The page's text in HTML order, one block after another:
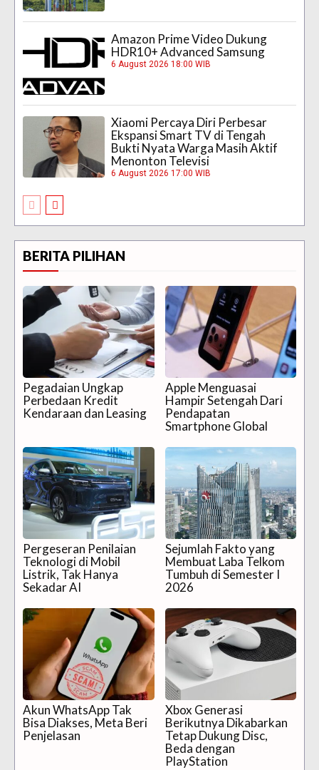
Amazon Prime Video Dukung
HDR10+ Advanced Samsung
6 August 2026 18:00 WIB
Xiaomi Percaya Diri Perbesar
Ekspansi Smart TV di Tengah
Bukti Nyata Warga Masih Aktif
Menonton Televisi
6 August 2026 17:00 WIB
BERITA PILIHAN
Pegadaian Ungkap
Perbedaan Kredit
Kendaraan dan Leasing
Apple Menguasai
Hampir Setengah Dari
Pendapatan
Smartphone Global
Pergeseran Penilaian
Teknologi di Mobil
Listrik, Tak Hanya
Sekadar AI
Sejumlah Fakto yang
Membuat Laba Telkom
Tumbuh di Semester I
2026
Akun WhatsApp Tak
Bisa Diakses, Meta Beri
Penjelasan
Xbox Generasi
Berikutnya Dikabarkan
Tetap Dukung Disc,
Beda dengan
PlayStation